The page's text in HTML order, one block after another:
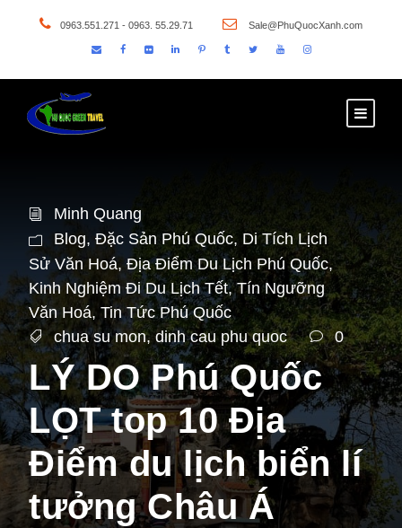
0963.551.271 - 0963. 55.29.71 Sale@PhuQuocXanh.com
Minh Quang
Blog, Đặc Sản Phú Quốc, Di Tích Lịch
Sử Văn Hoá, Địa Điểm Du Lịch Phú Quốc,
Kinh Nghiệm Đi Du Lịch Tết, Tín Ngưỡng
Văn Hoá, Tin Tức Phú Quốc
chua su mon, dinh cau phu quoc 0
LÝ DO Phú Quốc
LỌT top 10 Địa
Điểm du lịch biển lí
tưởng Châu Á